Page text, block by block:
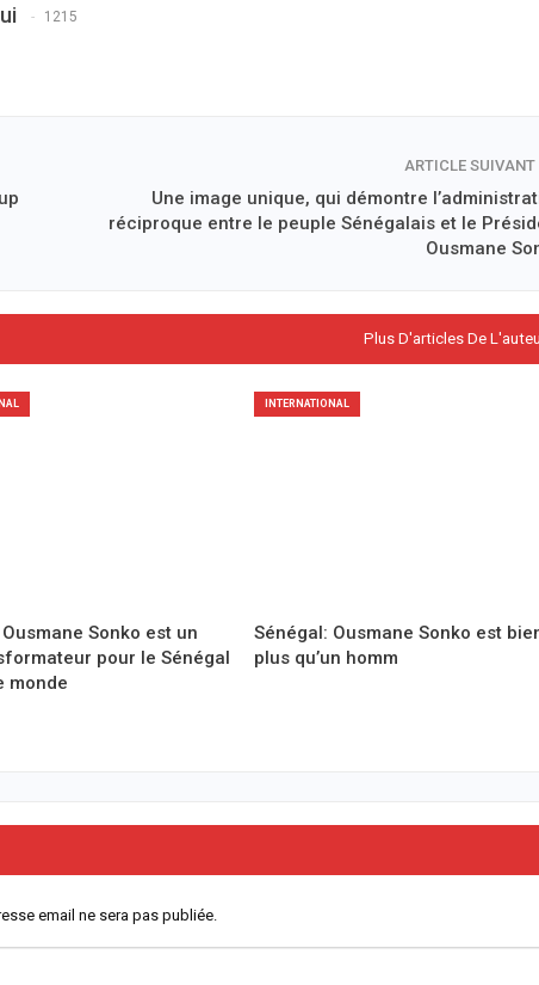
1215
ARTICLE SUIVANT
Une image unique, qui démontre
réciproque entre le peuple Sénégalais et le
Ousmane
Plus D'articles De
Sonko est un
pour le Sénégal
monde
INTERNATIONAL
Sénégal: Ousmane Sonko est
plus qu’un homm
email ne sera pas publiée.